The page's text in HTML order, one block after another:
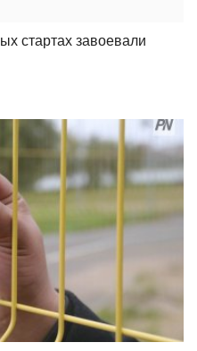
стартах завоевали